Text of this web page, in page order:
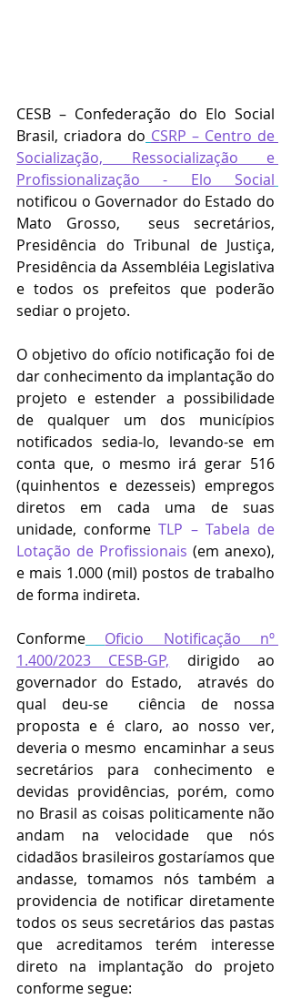
CESB – Confederação do Elo Social
Brasil, criadora do CSRP – Centro de
Socialização, Ressocialização e
Profissionalização - Elo Social
notificou o Governador do Estado do
Mato Grosso,  seus secretários,
Presidência do Tribunal de Justiça,
Presidência da Assembléia Legislativa
e todos os prefeitos que poderão
sediar o projeto.
O objetivo do ofício notificação foi de
dar conhecimento da implantação do
projeto e estender a possibilidade
de qualquer um dos municípios
notificados sedia-lo, levando-se em
conta que, o mesmo irá gerar 516
(quinhentos e dezesseis) empregos
diretos em cada uma de suas
unidade, conforme TLP – Tabela de
Lotação de Profissionais (em anexo),
e mais 1.000 (mil) postos de trabalho
de forma indireta.
Conforme
Oficio Notificação nº
1.400/2023 CESB-GP, dirigido ao
governador do Estado,  através do
qual deu-se  ciência de nossa
proposta e é claro, ao nosso ver,
deveria o mesmo  encaminhar a seus
secretários para conhecimento e
devidas providências, porém, como
no Brasil as coisas politicamente não
andam na velocidade que nós
cidadãos brasileiros gostaríamos que
andasse, tomamos nós também a
providencia de notificar diretamente
todos os seus secretários das pastas
que acreditamos terém interesse
direto na implantação do projeto
conforme segue: